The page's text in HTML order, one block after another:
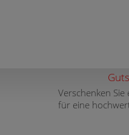
Verschenken
für eine